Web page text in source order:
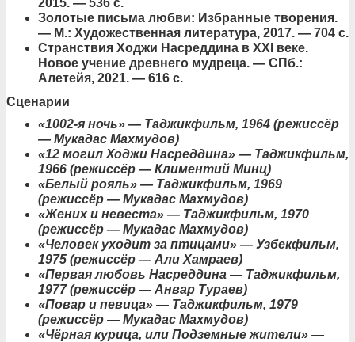
2015. — 536 с.
Золотые письма любви: Избранные творения.
— М.: Художественная литература, 2017. — 704 с.
Странствия Ходжи Насреддина в XXI веке.
Новое учение древнего мудреца. — СПб.:
Алетейя, 2021. — 616 с.
Сценарии
«1002-я ночь» — Таджикфильм, 1964 (режиссёр
— Мукадас Махмудов)
«12 могил Ходжи Насреддина» — Таджикфильм,
1966 (режиссёр — Климентий Минц)
«Белый рояль» — Таджикфильм, 1969
(режиссёр — Мукадас Махмудов)
«Жених и невеста» — Таджикфильм, 1970
(режиссёр — Мукадас Махмудов)
«Человек уходит за птицами» — Узбекфильм,
1975 (режиссёр — Али Хамраев)
«Первая любовь Насреддина — Таджикфильм,
1977 (режиссёр — Анвар Тураев)
«Повар и певица» — Таджикфильм, 1979
(режиссёр — Мукадас Махмудов)
«Чёрная курица, или Подземные жители» —